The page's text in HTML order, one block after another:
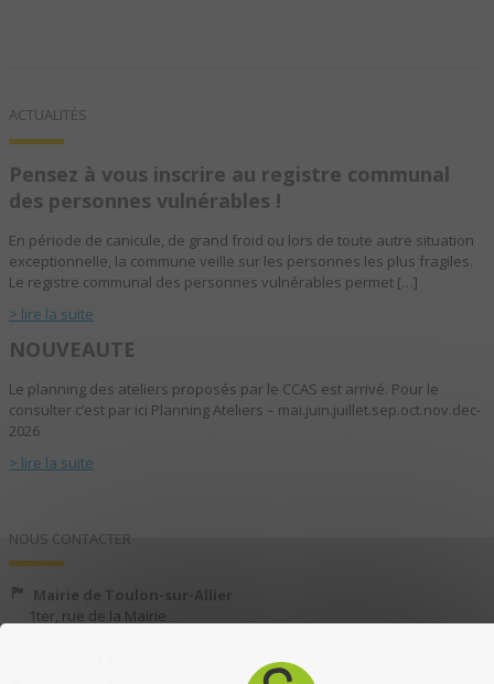
ACTUALITÉS
Pensez à vous inscrire au registre communal
des personnes vulnérables !
En période de canicule, de grand froid ou lors de toute autre situation
exceptionnelle, la commune veille sur les personnes les plus fragiles.
Le registre communal des personnes vulnérables permet […]
> lire la suite
NOUVEAUTE
Le planning des ateliers proposés par le CCAS est arrivé. Pour le
consulter c’est par ici Planning Ateliers – mai.juin.juillet.sep.oct.nov.dec-
2026
> lire la suite
NOUS CONTACTER
Mairie de Toulon-sur-Allier
1ter, rue de la Mairie